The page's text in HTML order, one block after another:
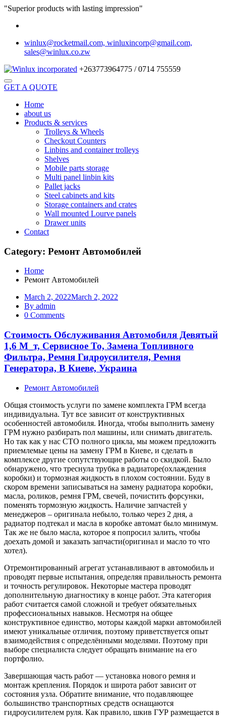
"Superior products with lasting impression"
winlux@rocketmail.com, winluxincorp@gmail.com,
sales@winlux.co.zw
+263773964775 / 0714 755559
GET A QUOTE
Home
about us
Products & services
Trolleys & Wheels
Checkout Counters
Linbins and container trolleys
Shelves
Mobile parts storage
Multi panel linbin kits
Pallet jacks
Steel cabinets and kits
Storage containers and crates
Wall mounted Lourve panels
Drawer units
Contact
Category: Ремонт Автомобилей
Home
Ремонт Автомобилей
March 2, 2022March 2, 2022
By admin
0 Comments
Стоимость Обслуживания Автомобиля Девятый
1,6 М_т, Сервисное То, Замена Топливного
Фильтра, Ремня Гидроусилителя, Ремня
Генератора, В Киеве, Украина
Ремонт Автомобилей
Общая стоимость услуги по замене комплекта ГРМ всегда
индивидуальна. Тут все зависит от конструктивных
особенностей автомобиля. Иногда, чтобы выполнить замену
ГРМ нужно разбирать пол машины, или снимать двигатель.
Но так как у нас СТО полного цикла, мы можем предложить
приемлемые цены на замену ГРМ в Киеве, и сделать в
комплексе другие сопутствующие работы со скидкой. Было
обнаружено, что треснула трубка в радиаторе(охлаждения
коробки) и тормозная жидкость в плохом состоянии. Буду в
скором времени записываться на замену радиатора коробки,
масла, роликов, ремня ГРМ, свечей, почистить форсунки,
поменять тормозную жидкость. Наличие запчастей у
менеджеров – оригинала небыло, только через 2 дня, а
радиатор подтекал и масла в коробке автомат было минимум.
Так же не было масла, которое я попросил залить, чтобы
доехать домой и заказать запчасти(оригинал и масло то что
хотел).
Отремонтированный агрегат устанавливают в автомобиль и
проводят первые испытания, определяя правильность ремонта
и точность регулировок. Некоторые мастера проводят
дополнительную диагностику в конце работ. Эта категория
работ считается самой сложной и требует обязательных
профессиональных навыков. Несмотря на общее
конструктивное единство, моторы каждой марки автомобилей
имеют уникальные отличия, поэтому приветствуется опыт
взаимодействия с определёнными моделями. Поэтому при
выборе специалиста следует обращать внимание на его
портфолио.
Завершающая часть работ — установка нового ремня и
монтаж крепления. Порядок и широта работ зависит от
состояния узла. Обратите внимание, что подавляющее
большинство транспортных средств оснащаются
гидроусилителем руля. Как правило, шкив ГУР размещается в